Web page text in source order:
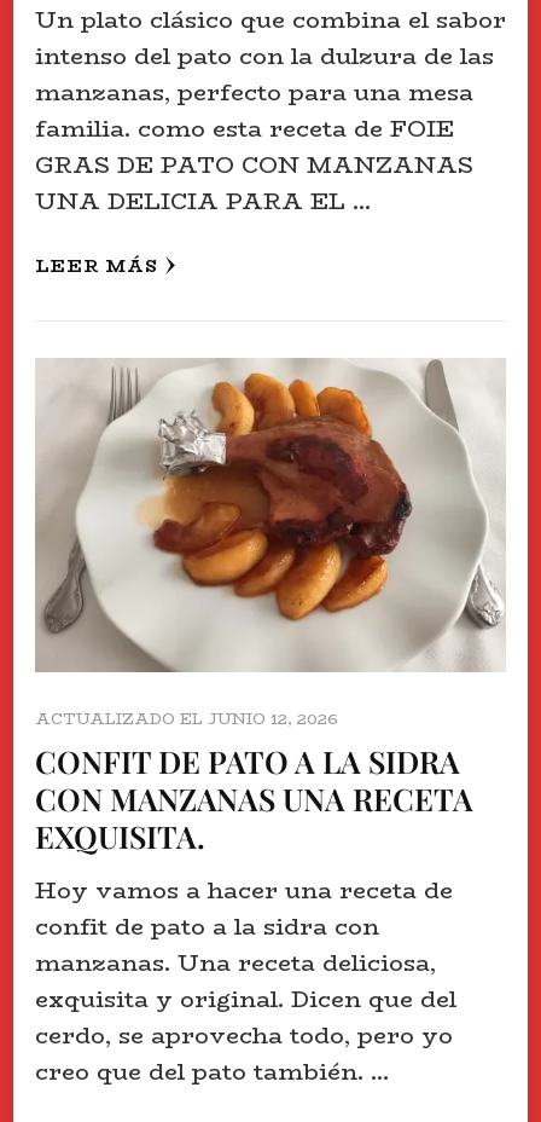
Un plato clásico que combina el sabor
intenso del pato con la dulzura de las
manzanas, perfecto para una mesa
familia. como esta receta de FOIE
GRAS DE PATO CON MANZANAS
UNA DELICIA PARA EL …
LEER MÁS
ACTUALIZADO EL JUNIO 12, 2026
CONFIT DE PATO A LA SIDRA
CON MANZANAS UNA RECETA
EXQUISITA.
Hoy vamos a hacer una receta de
confit de pato a la sidra con
manzanas. Una receta deliciosa,
exquisita y original. Dicen que del
cerdo, se aprovecha todo, pero yo
creo que del pato también. …